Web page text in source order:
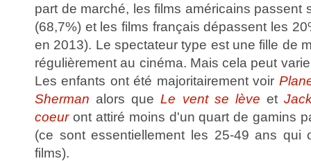
part de marché, les films américains passent
(68,7%) et les films français dépassent les
en 2013). Le spectateur type est une fille de
régulièrement au cinéma. Mais cela peut
Les enfants ont été majoritairement voir
Sherman alors queLe vent se lève et
coeuront attiré moins d'un quart de gamins
(ce sont essentiellement les 25-49 ans qui
films).